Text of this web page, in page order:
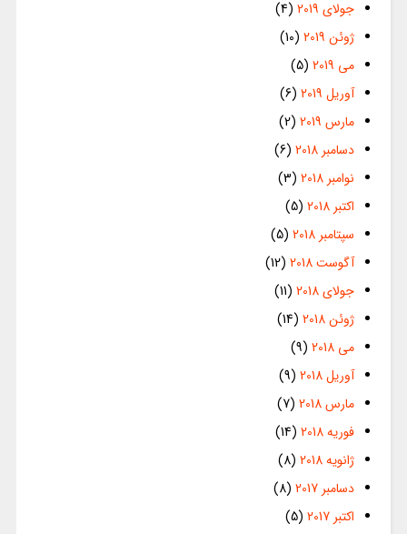
جولای 2019
(4)
ژوئن 2019
(10)
می 2019
(5)
آوریل 2019
(6)
مارس 2019
(2)
دسامبر 2018
(6)
نوامبر 2018
(3)
اکتبر 2018
(5)
سپتامبر 2018
(5)
آگوست 2018
(12)
جولای 2018
(11)
ژوئن 2018
(14)
می 2018
(9)
آوریل 2018
(9)
مارس 2018
(7)
فوریه 2018
(14)
ژانویه 2018
(8)
دسامبر 2017
(8)
اکتبر 2017
(5)